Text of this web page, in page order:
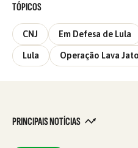
TÓPICOS
CNJ Em Defesa de Lula
Lula Operação Lava Jato
PRINCIPAIS NOTÍCIAS